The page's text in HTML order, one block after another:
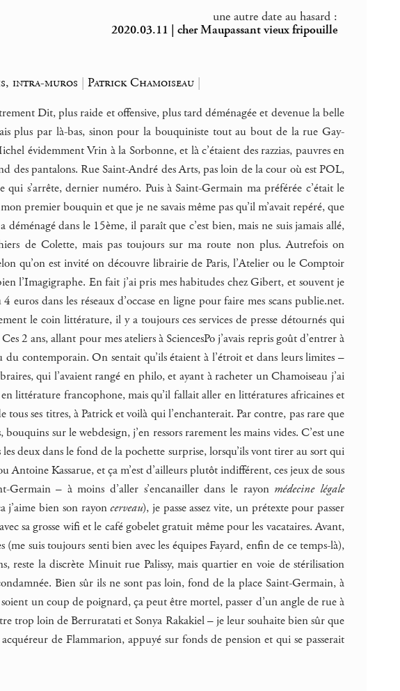
une autre date au hasard :
2020.03.11 | cher Maupassant vieux fripouille
intra-muros |Patrick Chamoiseau |
Dit, plus raide et offensive, plus tard déménagée et devenue la belle
plus par là-bas, sinon pour la bouquiniste tout au bout de la rue Gay-
évidemment Vrin à la Sorbonne, et là c’étaient des razzias, pauvres en
des pantalons. Rue Saint-André des Arts, pas loin de la cour où est POL,
s’arrête, dernier numéro. Puis à Saint-Germain ma préférée c’était le
premier bouquin et que je ne savais même pas qu’il m’avait repéré, que
dans le 15ème, il paraît que c’est bien, mais ne suis jamais allé,
de Colette, mais pas toujours sur ma route non plus. Autrefois on
qu’on est invité on découvre librairie de Paris, l’Atelier ou le Comptoir
l’Imagigraphe. En fait j’ai pris mes habitudes chez Gibert, et souvent je
dans les réseaux d’occase en ligne pour faire mes scans publie.net.
le coin littérature, il y a toujours ces services de presse détournés qui
2 ans, allant pour mes ateliers à SciencesPo j’avais repris goût d’entrer à
contemporain. On sentait qu’ils étaient à l’étroit et dans leurs limites –
qui l’avaient rangé en philo, et ayant à racheter un Chamoiseau j’ai
littérature francophone, mais qu’il fallait aller en littératures africaines et
ses titres, à Patrick et voilà qui l’enchanterait. Par contre, pas rare que
sur le webdesign, j’en ressors rarement les mains vides. C’est une
deux dans le fond de la pochette surprise, lorsqu’ils vont tirer au sort qui
Kassarue, et ça m’est d’ailleurs plutôt indifférent, ces jeux de sous
Germain – à moins d’aller s’encanailler dans le rayon médecine légale
j’aime bien son rayoncerveau), je passe assez vite, un prétexte pour passer
sa grosse wifi et le café gobelet gratuit même pour les vacataires. Avant,
suis toujours senti bien avec les équipes Fayard, enfin de ce temps-là),
reste la discrète Minuit rue Palissy, mais quartier en voie de stérilisation
Bien sûr ils ne sont pas loin, fond de la place Saint-Germain, à
un coup de poignard, ça peut être mortel, passer d’un angle de rue à
trop loin de Berruratati et Sonya Rakakiel – je leur souhaite bien sûr que
de Flammarion, appuyé sur fonds de pension et qui se passerait